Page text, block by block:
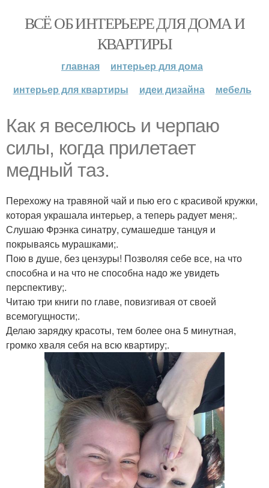
ВСЁ ОБ ИНТЕРЬЕРЕ ДЛЯ ДОМА И
КВАРТИРЫ
главная
интерьер для дома
интерьер для квартиры
идеи дизайна мебель
Как я веселюсь и черпаю
силы, когда прилетает
медный таз.
Перехожу на травяной чай и пью его с красивой кружки,
которая украшала интерьер, а теперь радует меня;.
Слушаю Фрэнка синатру, сумашедше танцуя и
покрываясь мурашками;.
Пою в душе, без цензуры! Позволяя себе все, на что
способна и на что не способна надо же увидеть
перспективу;.
Читаю три книги по главе, повизгивая от своей
всемогущности;.
Делаю зарядку красоты, тем более она 5 минутная,
громко хваля себя на всю квартиру;.